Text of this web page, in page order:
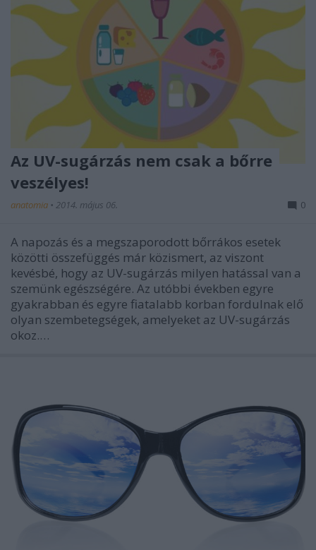
Az UV-sugárzás nem csak a bőrre
veszélyes!
anatomia • 2014. május 06. 0
A napozás és a megszaporodott bőrrákos esetek
közötti összefüggés már közismert, az viszont
kevésbé, hogy az UV-sugárzás milyen hatással van a
szemünk egészségére. Az utóbbi években egyre
gyakrabban és egyre fiatalabb korban fordulnak elő
olyan szembetegségek, amelyeket az UV-sugárzás
okoz.…